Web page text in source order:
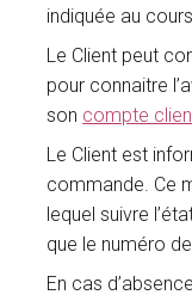
indiquée au
Le Client peut
pour connaitre
son compte
Le Client est
commande. Ce
lequel suivre
que le numéro
En cas